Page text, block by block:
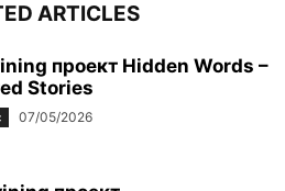
ARTICLES
проект Hidden Words –
Stories
07/05/2026